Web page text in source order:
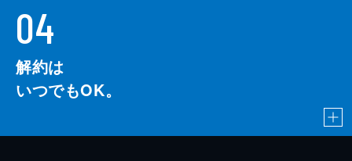
04
解約は
いつでもOK。